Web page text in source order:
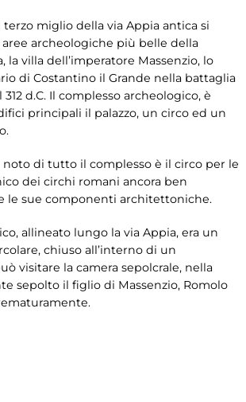
terzo miglio della via Appia antica si
archeologiche più belle della
la villa dell’imperatore Massenzio, lo
di Costantino il Grande nella battaglia
d.C. Il complesso archeologico, è
principali il palazzo, un circo ed un
di tutto il complesso è il circo per le
dei circhi romani ancora ben
le sue componenti architettoniche.
allineato lungo la via Appia, era un
chiuso all’interno di un
visitare la camera sepolcrale, nella
sepolto il figlio di Massenzio, Romolo